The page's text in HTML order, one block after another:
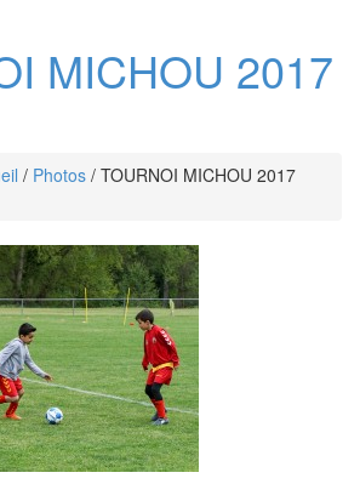
MICHOU 2017
/ Photos / TOURNOI MICHOU 2017